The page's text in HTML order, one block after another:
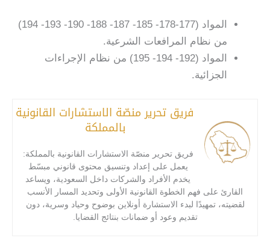
المواد (177-178- 185- 187- 188- 190- 193- 194)
من نظام المرافعات الشرعية.
المواد (192- 194- 195) من نظام الإجراءات
الجزائية.
فريق تحرير منصّة الاستشارات القانونية
بالمملكة
فريق تحرير منصّة الاستشارات القانونية بالمملكة:
يعمل على إعداد وتنسيق محتوى قانوني مبسّط
يخدم الأفراد والشركات داخل السعودية، ويساعد
القارئ على فهم الخطوة القانونية الأولى وتحديد المسار الأنسب
لقضيته، تمهيدًا لبدء الاستشارة أونلاين بوضوح وحياد وسرية، دون
تقديم وعود أو ضمانات بنتائج القضايا.